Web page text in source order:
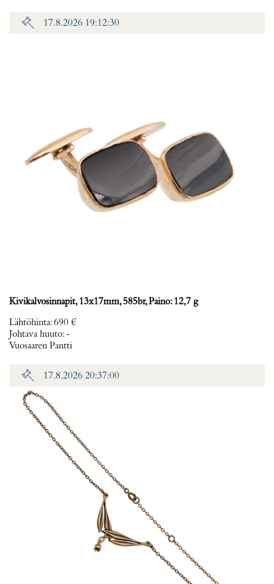
17.8.2026 19:12:30
Kivikalvosinnapit, 13x17mm, 585br, Paino: 12,7 g
Lähtöhinta:690 €
Johtava huuto:-
Vuosaaren Pantti
17.8.2026 20:37:00